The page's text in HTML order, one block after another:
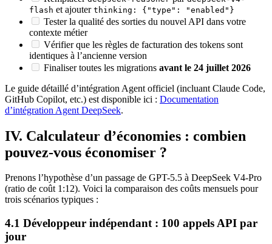
flash et ajouter thinking: {"type": "enabled"}
Tester la qualité des sorties du nouvel API dans votre
contexte métier
Vérifier que les règles de facturation des tokens sont
identiques à l’ancienne version
Finaliser toutes les migrations avant le 24 juillet 2026
Le guide détaillé d’intégration Agent officiel (incluant Claude Code,
GitHub Copilot, etc.) est disponible ici : Documentation
d’intégration Agent DeepSeek.
IV. Calculateur d’économies : combien
pouvez-vous économiser ?
Prenons l’hypothèse d’un passage de GPT-5.5 à DeepSeek V4-Pro
(ratio de coût 1:12). Voici la comparaison des coûts mensuels pour
trois scénarios typiques :
4.1 Développeur indépendant : 100 appels API par
jour